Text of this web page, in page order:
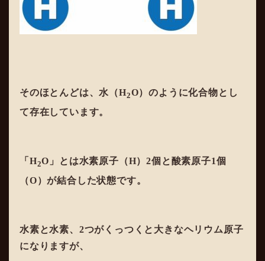
そのほとんどは、水（H2O）のように化合物とし
て存在しています。
「H2O」とは水素原子（H）2個と酸素原子1個
（O）が結合した状態です。
水素と水素、2つがくっつくと大きなヘリウム原子
になりますが、